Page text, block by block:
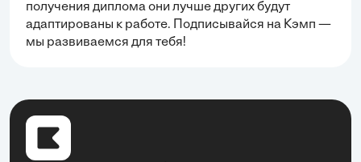
получения диплома они лучше других будут
адаптированы к работе. Подписывайся на Кэмп —
мы развиваемся для тебя!